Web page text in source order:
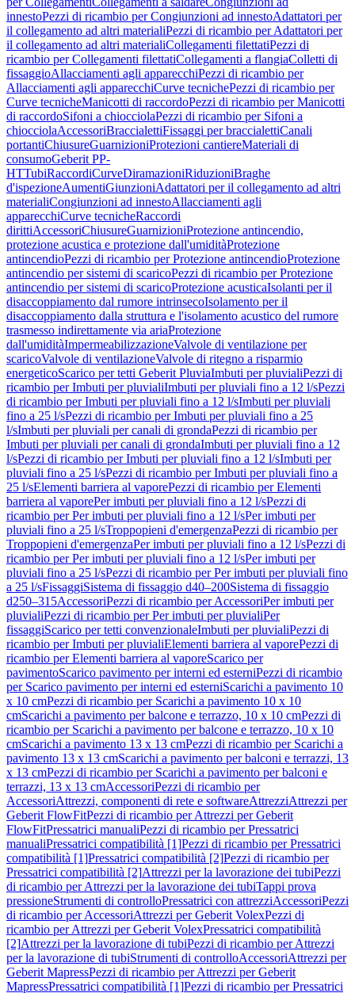
innestoPezzi di ricambio per Congiunzioni ad innestoAdattatori per
il collegamento ad altri materialiPezzi di ricambio per Adattatori per
il collegamento ad altri materialiCollegamenti filettatiPezzi di
ricambio per Collegamenti filettatiCollegamenti a flangiaColletti di
fissaggioAllacciamenti agli apparecchiPezzi di ricambio per
Allacciamenti agli apparecchiCurve tecnichePezzi di ricambio per
Curve tecnicheManicotti di raccordoPezzi di ricambio per Manicotti
di raccordoSifoni a chiocciolaPezzi di ricambio per Sifoni a
chiocciolaAccessoriBraccialettiFissaggi per braccialettiCanali
portantiChiusureGuarnizioniProtezioni cantiereMateriali di
consumoGeberit PP-
HTTubiRaccordiCurveDiramazioniRiduzioniBraghe
d'ispezioneAumentiGiunzioniAdattatori per il collegamento ad altri
materialiCongiunzioni ad innestoAllacciamenti agli
apparecchiCurve tecnicheRaccordi
dirittiAccessoriChiusureGuarnizioniProtezione antincendio,
protezione acustica e protezione dall'umiditàProtezione
antincendioPezzi di ricambio per Protezione antincendioProtezione
antincendio per sistemi di scaricoPezzi di ricambio per Protezione
antincendio per sistemi di scaricoProtezione acusticaIsolanti per il
disaccoppiamento dal rumore intrinsecoIsolamento per il
disaccoppiamento dalla struttura e l'isolamento acustico del rumore
trasmesso indirettamente via ariaProtezione
dall'umiditàImpermeabilizzazioneValvole di ventilazione per
scaricoValvole di ventilazioneValvole di ritegno a risparmio
energeticoScarico per tetti Geberit PluviaImbuti per pluvialiPezzi di
ricambio per Imbuti per pluvialiImbuti per pluviali fino a 12 l/sPezzi
di ricambio per Imbuti per pluviali fino a 12 l/sImbuti per pluviali
fino a 25 l/sPezzi di ricambio per Imbuti per pluviali fino a 25
l/sImbuti per pluviali per canali di grondaPezzi di ricambio per
Imbuti per pluviali per canali di grondaImbuti per pluviali fino a 12
l/sPezzi di ricambio per Imbuti per pluviali fino a 12 l/sImbuti per
pluviali fino a 25 l/sPezzi di ricambio per Imbuti per pluviali fino a
25 l/sElementi barriera al vaporePezzi di ricambio per Elementi
barriera al vaporePer imbuti per pluviali fino a 12 l/sPezzi di
ricambio per Per imbuti per pluviali fino a 12 l/sPer imbuti per
pluviali fino a 25 l/sTroppopieni d'emergenzaPezzi di ricambio per
Troppopieni d'emergenzaPer imbuti per pluviali fino a 12 l/sPezzi di
ricambio per Per imbuti per pluviali fino a 12 l/sPer imbuti per
pluviali fino a 25 l/sPezzi di ricambio per Per imbuti per pluviali fino
a 25 l/sFissaggiSistema di fissaggio d40–200Sistema di fissaggio
d250–315AccessoriPezzi di ricambio per AccessoriPer imbuti per
pluvialiPezzi di ricambio per Per imbuti per pluvialiPer
fissaggiScarico per tetti convenzionaleImbuti per pluvialiPezzi di
ricambio per Imbuti per pluvialiElementi barriera al vaporePezzi di
ricambio per Elementi barriera al vaporeScarico per
pavimentoScarico pavimento per interni ed esterniPezzi di ricambio
per Scarico pavimento per interni ed esterniScarichi a pavimento 10
x 10 cmPezzi di ricambio per Scarichi a pavimento 10 x 10
cmScarichi a pavimento per balcone e terrazzo, 10 x 10 cmPezzi di
ricambio per Scarichi a pavimento per balcone e terrazzo, 10 x 10
cmScarichi a pavimento 13 x 13 cmPezzi di ricambio per Scarichi a
pavimento 13 x 13 cmScarichi a pavimento per balconi e terrazzi, 13
x 13 cmPezzi di ricambio per Scarichi a pavimento per balconi e
terrazzi, 13 x 13 cmAccessoriPezzi di ricambio per
AccessoriAttrezzi, componenti di rete e softwareAttrezziAttrezzi per
Geberit FlowFitPezzi di ricambio per Attrezzi per Geberit
FlowFitPressatrici manualiPezzi di ricambio per Pressatrici
manualiPressatrici compatibilità [1]Pezzi di ricambio per Pressatrici
compatibilità [1]Pressatrici compatibilità [2]Pezzi di ricambio per
Pressatrici compatibilità [2]Attrezzi per la lavorazione dei tubiPezzi
di ricambio per Attrezzi per la lavorazione dei tubiTappi prova
pressioneStrumenti di controlloPressatrici con attrezziAccessoriPezzi
di ricambio per AccessoriAttrezzi per Geberit VolexPezzi di
ricambio per Attrezzi per Geberit VolexPressatrici compatibilità
[2]Attrezzi per la lavorazione di tubiPezzi di ricambio per Attrezzi
per la lavorazione di tubiStrumenti di controlloAccessoriAttrezzi per
Geberit MapressPezzi di ricambio per Attrezzi per Geberit
MapressPressatrici compatibilità [1]Pezzi di ricambio per Pressatrici